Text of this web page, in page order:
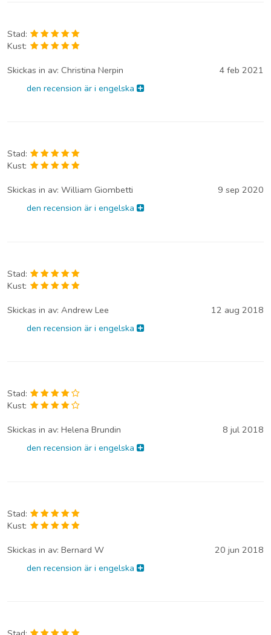
Stad:
Kust:
Skickas in av: Christina Nerpin
4 feb 2021
den recension är i engelska
Stad:
Kust:
Skickas in av: William Giombetti
9 sep 2020
den recension är i engelska
Stad:
Kust:
Skickas in av: Andrew Lee
12 aug 2018
den recension är i engelska
Stad:
Kust:
Skickas in av: Helena Brundin
8 jul 2018
den recension är i engelska
Stad:
Kust:
Skickas in av: Bernard W
20 jun 2018
den recension är i engelska